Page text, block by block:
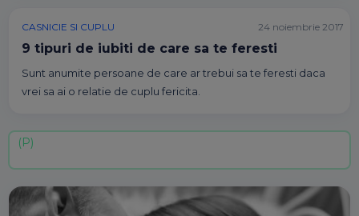
CASNICIE SI CUPLU
9 tipuri de iubiti de care sa te feresti
Sunt anumite persoane de care ar trebui sa te feresti daca
vrei sa ai o relatie de cuplu fericita.
24 noiembrie 2017